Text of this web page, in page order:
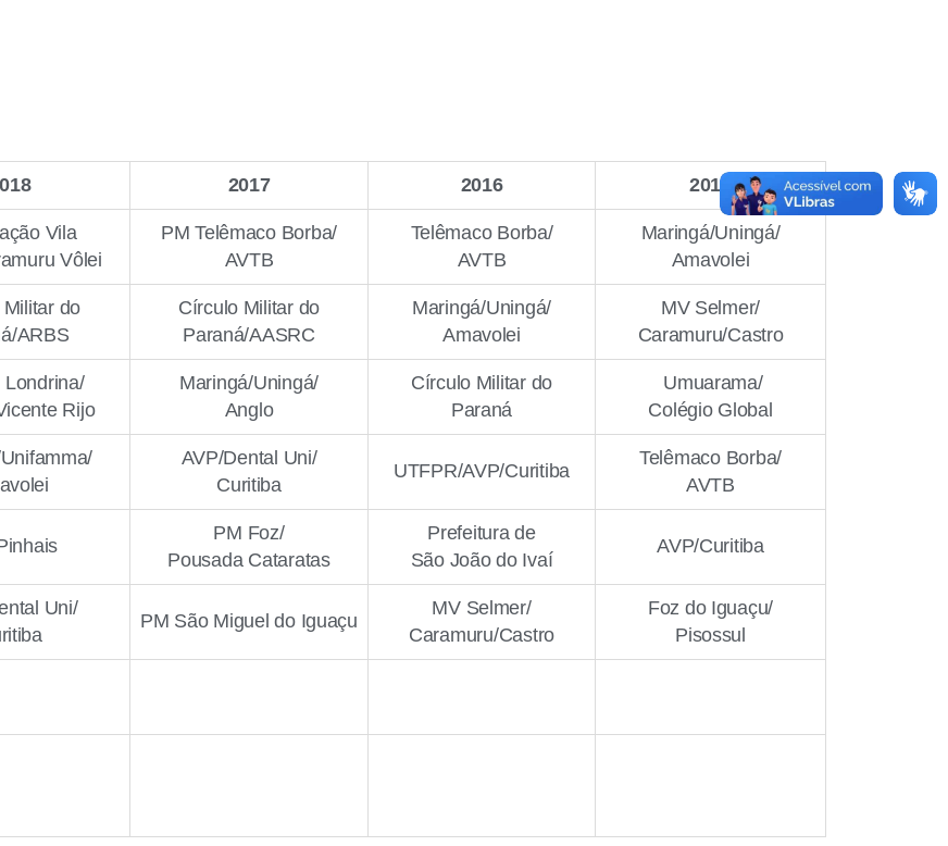
2017 2016 2015
Vila
Vôlei
PM Telêmaco Borba/
AVTB
Telêmaco Borba/
AVTB
Maringá/Uningá/
Amavolei
do
ARBS
Círculo Militar do
Paraná/AASRC
Maringá/Uningá/
Amavolei
MV Selmer/
Caramuru/Castro
Londrina/
Rijo
Maringá/Uningá/
Anglo
Círculo Militar do
Paraná
Umuarama/
Colégio Global
AVP/Dental Uni/
Curitiba
UTFPR/AVP/Curitiba
Telêmaco Borba/
AVTB
PM Foz/
Pousada Cataratas
Prefeitura de
São João do Ivaí
AVP/Curitiba
Uni/
PM São Miguel do Iguaçu
MV Selmer/
Caramuru/Castro
Foz do Iguaçu/
Pisossul